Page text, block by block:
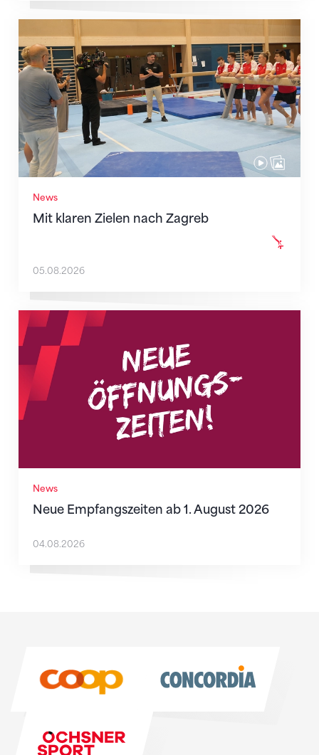
News
Mit klaren Zielen nach Zagreb
Mit klaren Zielen nach Zagreb
05.08.2026
News
Neue Empfangszeiten ab 1. August 2026
Neue Empfangszeiten ab 1. August 2026
04.08.2026